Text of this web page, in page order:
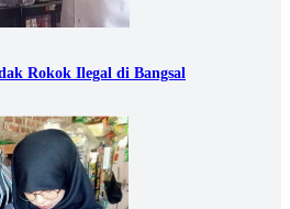
Rokok Ilegal di Bangsal